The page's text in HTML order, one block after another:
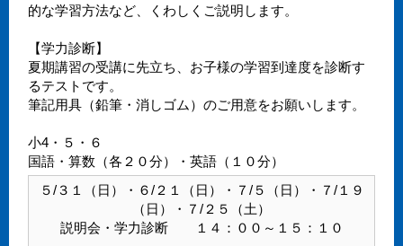
的な学習方法など、くわしくご説明します。
【学力診断】
夏期講習の受講に先立ち、お子様の学習到達度を診断す
るテストです。
筆記用具（鉛筆・消しゴム）のご用意をお願いします。
小4・５・６
国語・算数（各２０分）・英語（１０分）
５/３１（日）・６/２１（日）・７/５（日）・７/１９
（日）・７/２５（土）
説明会・学力診断 １４：００～１５：１０